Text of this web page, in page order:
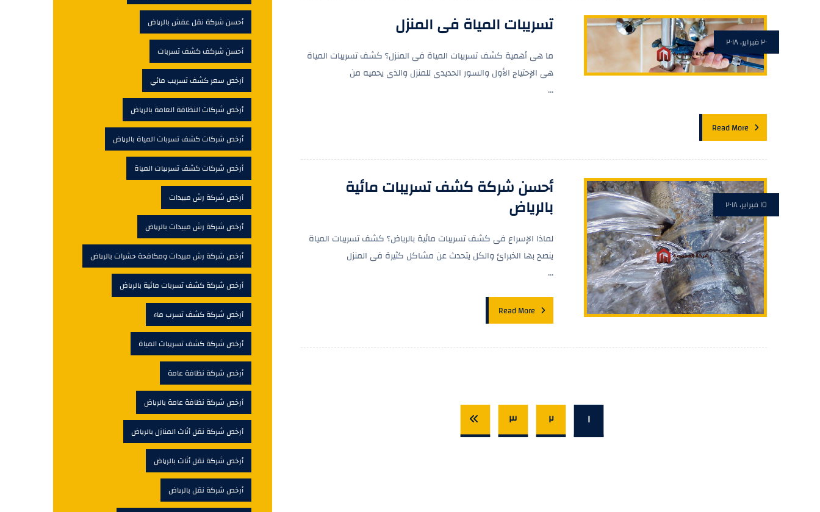
تسريبات المياة فى المنزل
٢٠ فبراير، ٢٠١٨
ما هى أهمية كشف تسريبات المياة فى المنزل؟ كشف تسريبات المياة
هى الإحتياج الأول والسور الحديدى للمنزل والذى يحميه من
...
Read More
أحسن شركة كشف تسريبات مائية
بالرياض ١٥ فبراير، ٢٠١٨
لماذا الإسراع فى كشف تسريبات مائية بالرياض؟ كشف تسريبات المياة
ينصح بها الخبرائ والكل يتحدث عن مشاكل كثيرة فى المنزل
...
Read More
١ ٢ ٣
أحسن شركة نقل عفش بالرياض
أحسن شركف كشف تسربات
أرخص سعر كشف تسريب مائي
أرخص شركات النظافة العامة بالرياض
أرخص شركات كشف تسربات المياة بالرياض
أرخص شركات كشف تسريبات المياة
أرخص شركة رش مبيدات
أرخص شركة رش مبيدات بالرياض
أرخص شركة رش مبيدات ومكافحة حشرات بالرياض
أرخص شركة كشف تسربات مائية بالرياض
أرخص شركة كشف تسرب ماء
أرخص شركة كشف تسريبات المياة
أرخص شركة نظافة عامة
أرخص شركة نظافة عامة بالرياض
أرخص شركة نقل أثاث المنازل بالرياض
أرخص شركة نقل أثاث بالرياض
أرخص شركة نقل بالرياض